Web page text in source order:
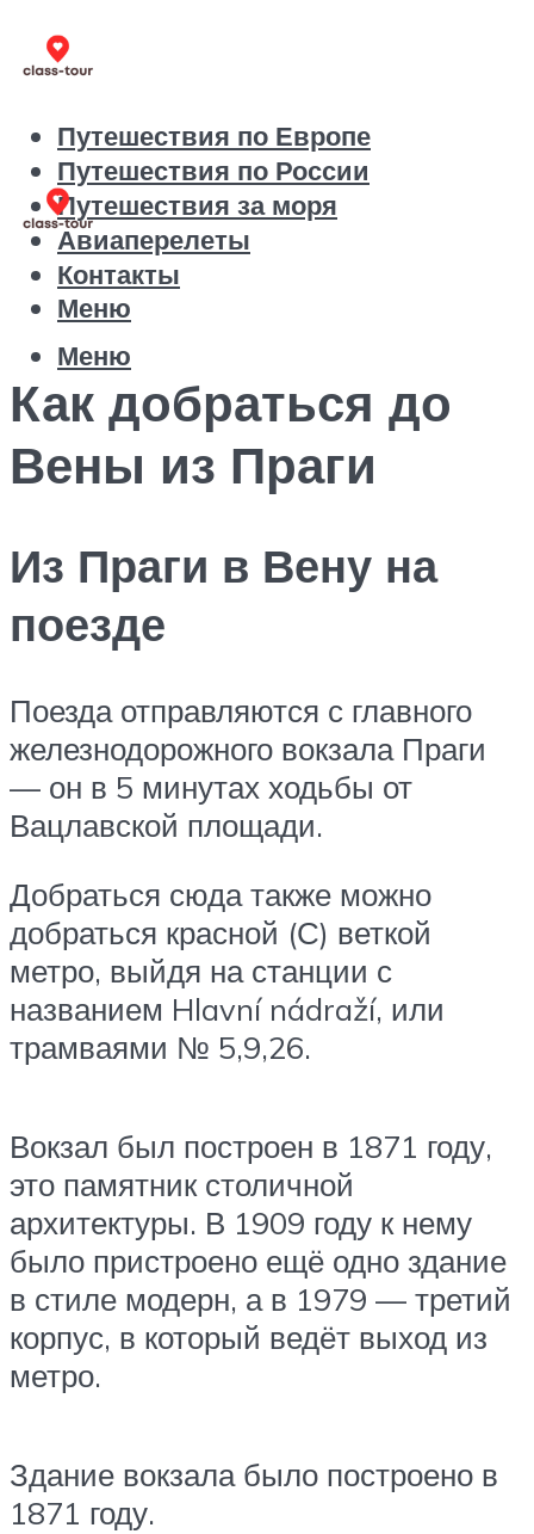
Путешествия по Европе
Путешествия по России
Путешествия за моря
Авиаперелеты
Контакты
Меню
Меню
Как добраться до
Вены из Праги
Из Праги в Вену на
поезде
Поезда отправляются с главного
железнодорожного вокзала Праги
— он в 5 минутах ходьбы от
Вацлавской площади.
Добраться сюда также можно
добраться красной (С) веткой
метро, выйдя на станции с
названием Hlavní nádraží, или
трамваями № 5,9,26.
Вокзал был построен в 1871 году,
это памятник столичной
архитектуры. В 1909 году к нему
было пристроено ещё одно здание
в стиле модерн, а в 1979 — третий
корпус, в который ведёт выход из
метро.
Здание вокзала было построено в
1871 году.